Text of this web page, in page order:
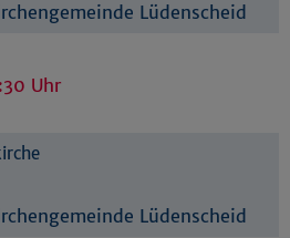
Lüdenscheid
Uhr
Lüdenscheid